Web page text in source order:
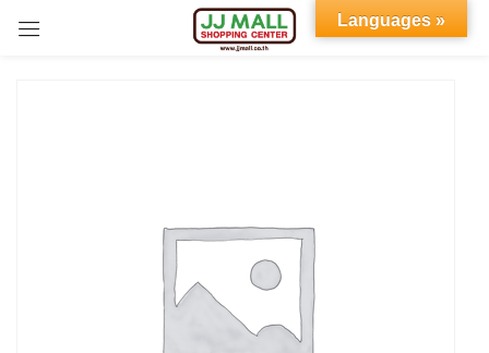
Languages »
Sign in
Remember me Lost password?
LOG IN